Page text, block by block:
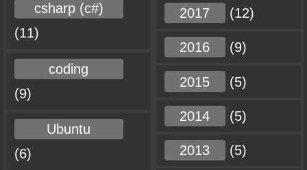
2017 (12)
2016 (9)
2015 (5)
2014 (5)
2013 (5)
csharp (c#)
(11)
coding
(9)
Ubuntu
(6)